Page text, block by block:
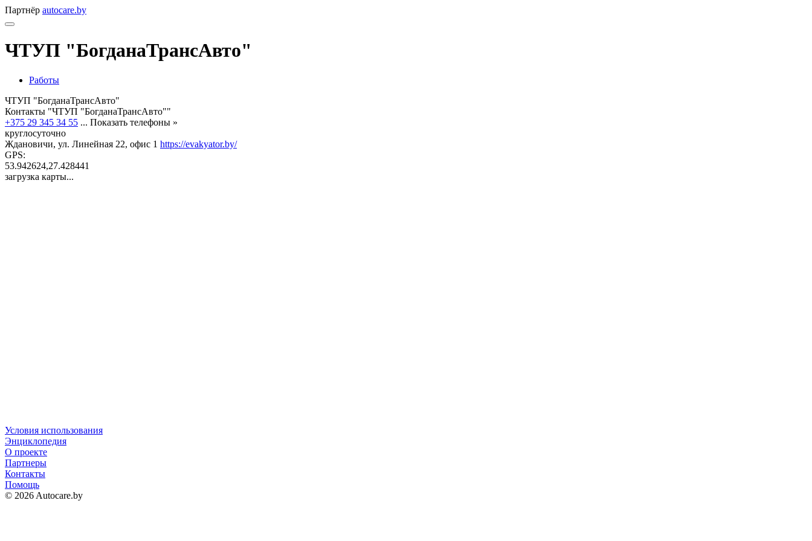
Партнёр autocare.by
ЧТУП "БогданаТрансАвто"
Работы
ЧТУП "БогданаТрансАвто"
Контакты "ЧТУП "БогданаТрансАвто""
+375 29 345 34 55 ... Показать телефоны »
круглосуточно
Ждановичи, ул. Линейная 22, офис 1 https://evakyator.by/
GPS:
53.942624,27.428441
загрузка карты...
Условия использования
Энциклопедия
О проекте
Партнеры
Контакты
Помощь
© 2026 Autocare.by